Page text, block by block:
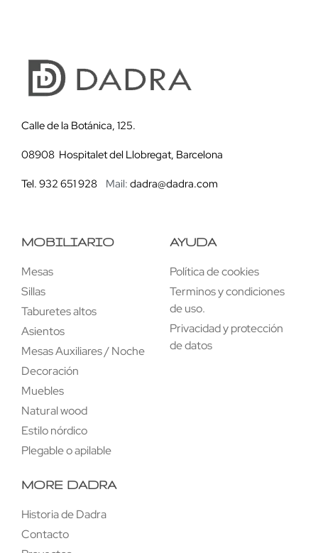
Calle de la Botánica, 125.
08908 Hospitalet del Llobregat, Barcelona
Tel. 932 651 928 Mail: dadra@dadra.com
MOBILIARIO
Mesas
Sillas
Taburetes altos
Asientos
Mesas Auxiliares / Noche
Decoración
Muebles
Natural wood
Estilo nórdico
Plegable o apilable
AYUDA
Política de cookies
Terminos y condiciones
de uso.
Privacidad y protección
de datos
MORE DADRA
Historia de Dadra
Contacto